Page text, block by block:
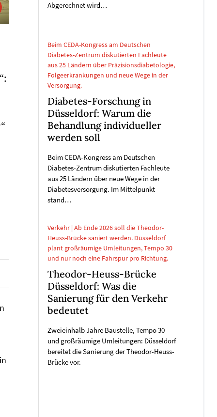
Abgerechnet wird…
Beim CEDA-Kongress am Deutschen
Diabetes-Zentrum diskutierten Fachleute
aus 25 Ländern über Präzisionsdiabetologie,
Folgeerkrankungen und neue Wege in der
Versorgung.
Diabetes-Forschung in
Düsseldorf: Warum die
Behandlung individueller
werden soll
Beim CEDA-Kongress am Deutschen
Diabetes-Zentrum diskutierten Fachleute
aus 25 Ländern über neue Wege in der
Diabetesversorgung. Im Mittelpunkt
stand…
Verkehr | Ab Ende 2026 soll die Theodor-
Heuss-Brücke saniert werden. Düsseldorf
plant großräumige Umleitungen, Tempo 30
und nur noch eine Fahrspur pro Richtung.
Theodor-Heuss-Brücke
Düsseldorf: Was die
Sanierung für den Verkehr
bedeutet
Zweieinhalb Jahre Baustelle, Tempo 30
und großräumige Umleitungen: Düsseldorf
bereitet die Sanierung der Theodor-Heuss-
Brücke vor.